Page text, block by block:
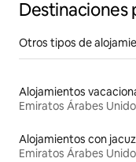
Destinaciones
Otros tipos de
Emiratos Árabes
Alojamientos con
Emiratos Árabes